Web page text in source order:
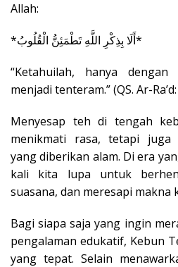
Allah:
*أَلَا بِذِكْرِ اللَّهِ تَطْمَئِنُّ الْقُلُوبُ*
“Ketahuilah, hanya
menjadi tenteram.” (QS. Ar-
Menyesap teh di tengah
menikmati rasa, tetapi juga
yang diberikan alam. Di era
kali kita lupa untuk
suasana, dan meresapi makna
Bagi siapa saja yang ingin
pengalaman edukatif, Kebun
yang tepat. Selain